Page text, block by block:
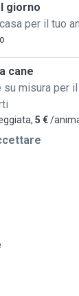
giorno
per il tuo
cane
misura per
5 €/